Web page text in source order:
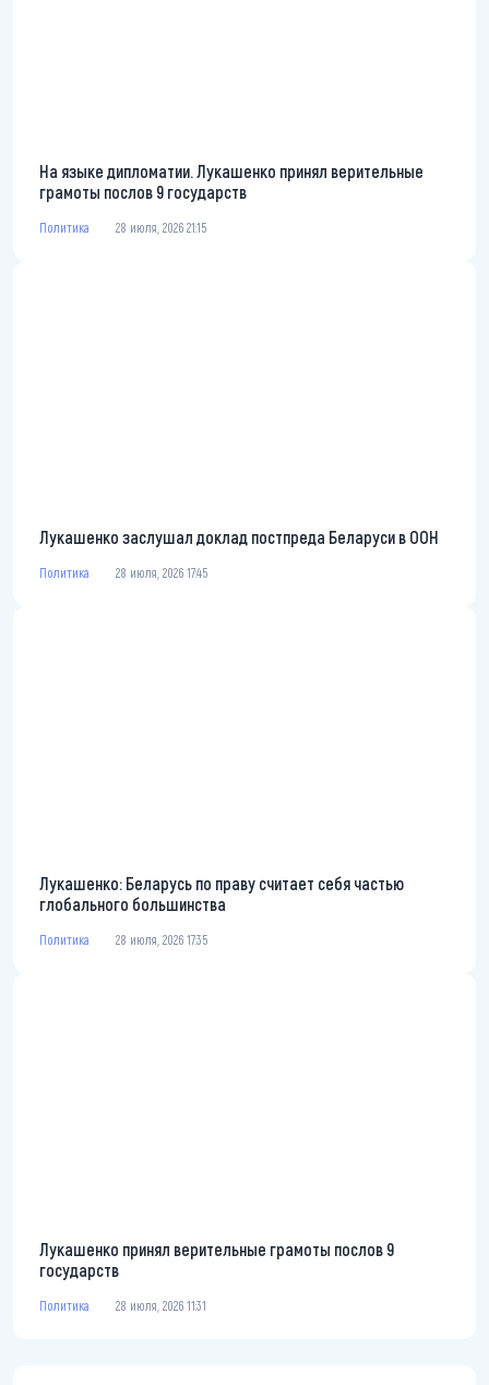
На языке дипломатии. Лукашенко принял верительные
грамоты послов 9 государств
Политика 28 июля, 2026 21:15
Лукашенко заслушал доклад постпреда Беларуси в ООН
Политика 28 июля, 2026 17:45
Лукашенко: Беларусь по праву считает себя частью
глобального большинства
Политика 28 июля, 2026 17:35
Лукашенко принял верительные грамоты послов 9
государств
Политика 28 июля, 2026 11:31